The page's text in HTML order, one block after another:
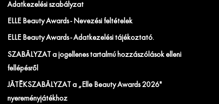
Adatkezelési szabályzat
ELLE Beauty Awards - Nevezési feltételek
ELLE Beauty Awards - Adatkezelési tájékoztató.
SZABÁLYZAT a jogellenes tartalmú hozzászólások elleni
fellépésről
JÁTÉKSZABÁLYZAT a „Elle Beauty Awards 2026"
nyereményjátékhoz